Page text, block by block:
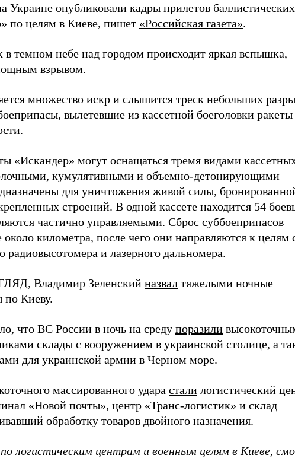
Украине опубликовали кадры прилетов
по целям в Киеве, пишет «Российская газета».
в темном небе над городом происходит яркая вспышка,
взрывом.
множество искр и слышится треск небольших
вылетевшие из кассетной боеголовки
«Искандер» могут оснащаться тремя видами
кумулятивными и объемно-детонирующими
для уничтожения живой силы,
строений. В одной кассете находится 54
частично управляемыми. Сброс суббоеприпасов
около километра, после чего они направляются к целям
и лазерного дальномера.
Владимир Зеленский назвал тяжелыми ночные
по Киеву.
что ВС России в ночь на среду поразили
склады с вооружением в украинской столице, а
для украинской армии в Черном море.
массированного удара стали логистический
«Новой почты», центр «Транс-логистик» и склад
обработку товаров двойного назначения.
логистическим центрам и военным целям в Киеве,